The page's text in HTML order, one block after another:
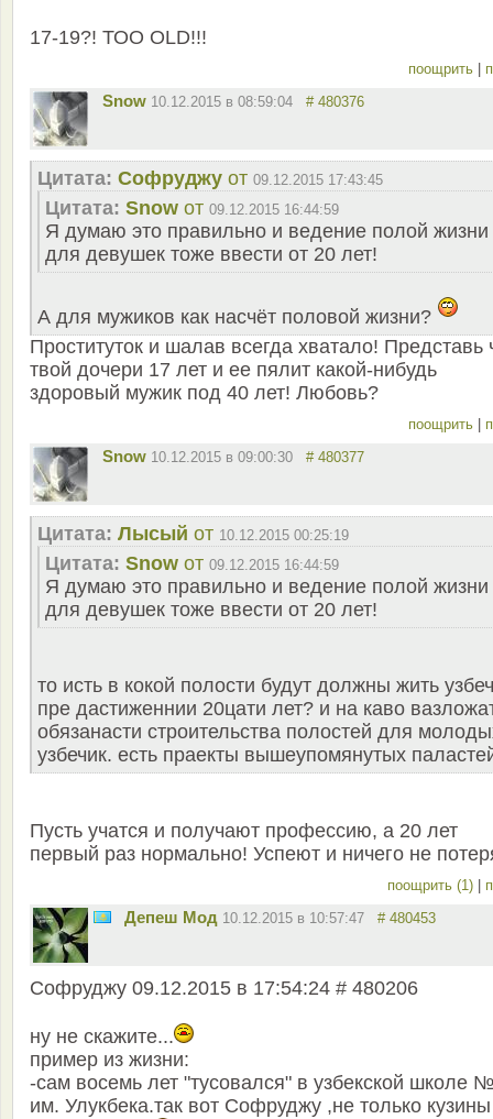
17-19?! ТОО ОLD!!!
поощрить
Snow 10.12.2015 в 08:59:04 # 480376
Цитата: Софруджу от 09.12.2015 17:43:45
Цитата: Snow от 09.12.2015 16:44:59
Я думаю это правильно и ведение полой жизни
для девушек тоже ввести от 20 лет!
А для мужиков как насчёт половой жизни?
Проституток и шалав всегда хватало! Представь
твой дочери 17 лет и ее пялит какой-нибудь
здоровый мужик под 40 лет! Любовь?
поощрить
Snow 10.12.2015 в 09:00:30 # 480377
Цитата: Лысый от 10.12.2015 00:25:19
Цитата: Snow от 09.12.2015 16:44:59
Я думаю это правильно и ведение полой жизни
для девушек тоже ввести от 20 лет!
то исть в кокой полости будут должны жить
пре дастиженнии 20цати лет? и на каво
обязанасти строительства полостей для
узбечик. есть праекты вышеупомянутых
Пусть учатся и получают профессию, а 20 лет
первый раз нормально! Успеют и ничего не
поощрить (1)
Депеш Мод 10.12.2015 в 10:57:47 # 480453
Софруджу 09.12.2015 в 17:54:24 # 480206
ну не скажите...
пример из жизни:
-сам восемь лет "тусовался" в узбекской школе
им. Улукбека.так вот Софруджу ,не только